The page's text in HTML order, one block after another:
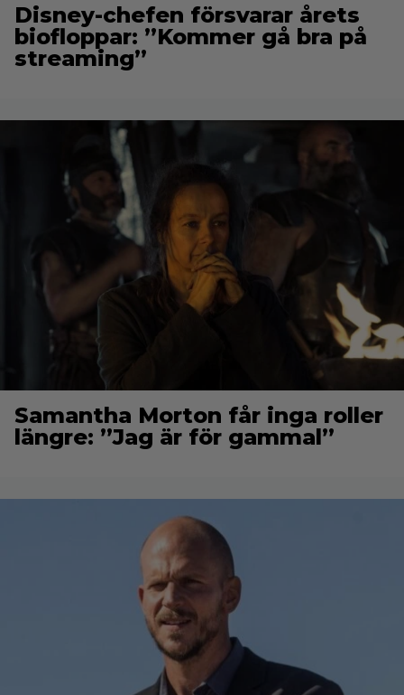
Disney-chefen försvarar årets
biofloppar: ”Kommer gå bra på
streaming”
Samantha Morton får inga roller
längre: ”Jag är för gammal”